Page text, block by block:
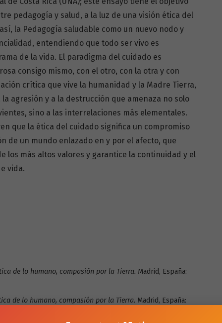
pedagogía y salud, a la luz de una visión ética del
la Pedagogía saludable como un nuevo nodo y
entendiendo que todo ser vivo es
de la vida. El paradigma del cuidado es
consigo mismo, con el otro, con la otra y con
crítica que vive la humanidad y la Madre Tierra,
agresión y a la destrucción que amenaza no solo
sino a las interrelaciones más elementales.
que la ética del cuidado significa un compromiso
de un mundo enlazado en y por el afecto, que
los más altos valores y garantice la continuidad y el
vida.
de lo humano, compasión por la Tierra. Madrid, España:
de lo humano, compasión por la Tierra. Madrid, España: